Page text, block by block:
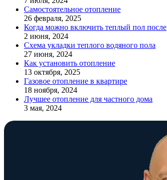
Самостоятельное отопление
26 февраля, 2025
Когда можно включить теплый пол после
2 июня, 2024
Схема укладки теплого водяного пола
27 июня, 2024
Как установить отопление
13 октября, 2025
Газовое отопление в квартире
18 ноября, 2024
Лучшее отопление для частного дома
3 мая, 2024